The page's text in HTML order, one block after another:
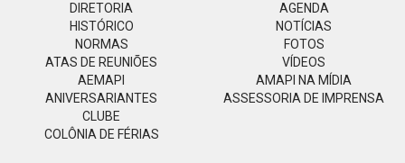
DIRETORIA
HISTÓRICO
NORMAS
ATAS DE REUNIÕES
AEMAPI
ANIVERSARIANTES
CLUBE
COLÔNIA DE FÉRIAS
AGENDA
NOTÍCIAS
FOTOS
VÍDEOS
AMAPI NA MÍDIA
ASSESSORIA DE IMPRENSA